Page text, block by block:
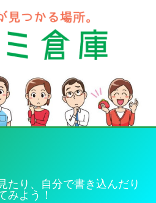
たり、自分で書き込んだり
みよう！